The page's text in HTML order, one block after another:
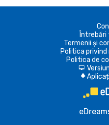
Termenii și
Politica privind
Politica de
d
A